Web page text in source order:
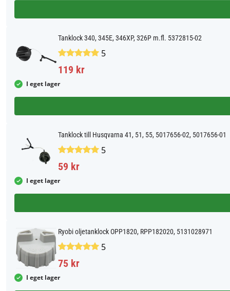
Tanklock 340, 345E, 346XP, 326P m.fl. 5372815-02
5
119 kr
I eget lager
Tanklock till Husqvarna 41, 51, 55, 5017656-02, 5017656-01
5
59 kr
I eget lager
Ryobi oljetanklock OPP1820, RPP182020, 5131028971
5
75 kr
I eget lager